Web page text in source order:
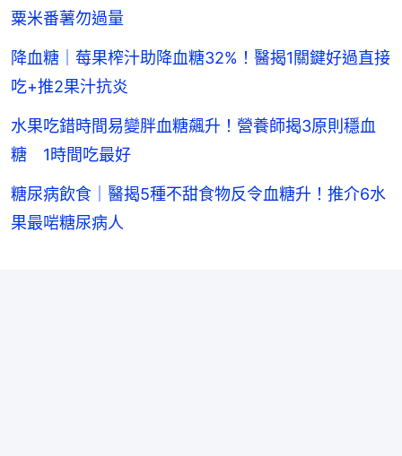
粟米番薯勿過量
降血糖｜莓果榨汁助降血糖32%！醫揭1關鍵好過直接
吃+推2果汁抗炎
水果吃錯時間易變胖血糖飆升！營養師揭3原則穩血
糖 1時間吃最好
糖尿病飲食｜醫揭5種不甜食物反令血糖升！推介6水
果最啱糖尿病人